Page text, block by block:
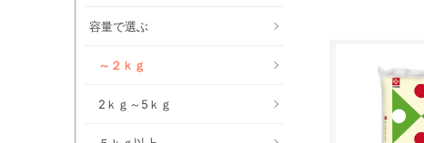
容量で選ぶ
～２ｋｇ
2ｋｇ～5ｋｇ